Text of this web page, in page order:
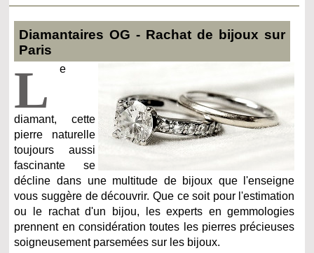
Diamantaires OG - Rachat de bijoux sur
Paris
L e
diamant, cette
pierre naturelle
toujours aussi
fascinante se
décline dans une multitude de bijoux que l'enseigne
vous suggère de découvrir. Que ce soit pour l'estimation
ou le rachat d'un bijou, les experts en gemmologies
prennent en considération toutes les pierres précieuses
soigneusement parsemées sur les bijoux.